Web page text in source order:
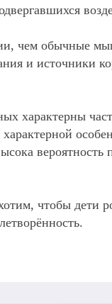
чем обычные
и источники
характерны
вероятность
чтобы дети